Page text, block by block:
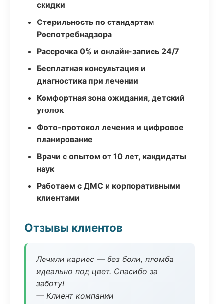
скидки
Стерильность по стандартам
Роспотребнадзора
Рассрочка 0% и онлайн-запись 24/7
Бесплатная консультация и
диагностика при лечении
Комфортная зона ожидания, детский
уголок
Фото-протокол лечения и цифровое
планирование
Врачи с опытом от 10 лет, кандидаты
наук
Работаем с ДМС и корпоративными
клиентами
Отзывы клиентов
Лечили кариес — без боли, пломба
идеально под цвет. Спасибо за
заботу!
— Клиент компании